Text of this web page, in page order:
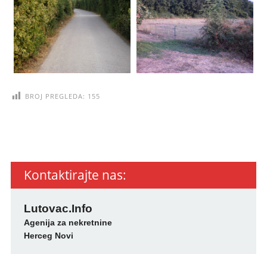
BROJ PREGLEDA: 155
Kontaktirajte nas:
Lutovac.Info
Agenija za nekretnine
Herceg Novi